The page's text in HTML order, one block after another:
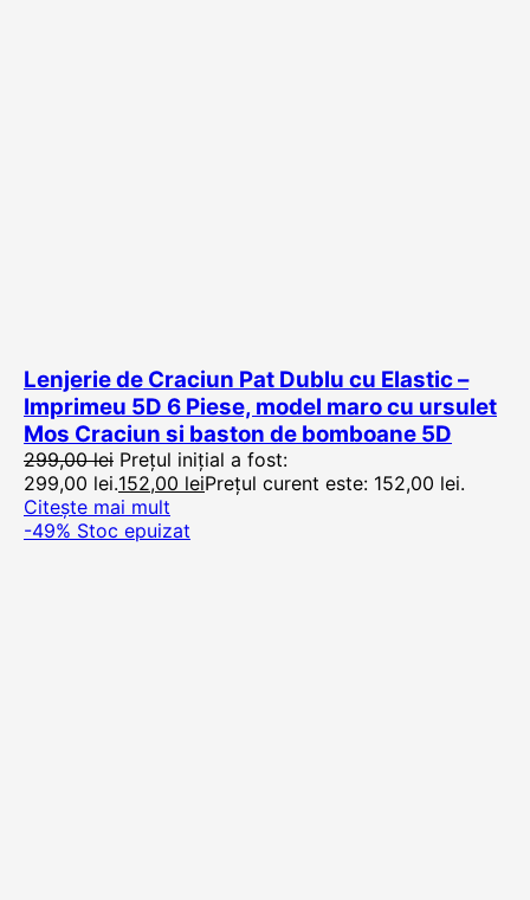
Lenjerie de Craciun Pat Dublu cu Elastic –
Imprimeu 5D 6 Piese, model maro cu ursulet
Mos Craciun si baston de bomboane 5D
299,00lei Prețul inițial a fost:
299,00 lei.152,00 leiPrețul curent este: 152,00 lei.
Citește mai mult
-49% Stoc epuizat